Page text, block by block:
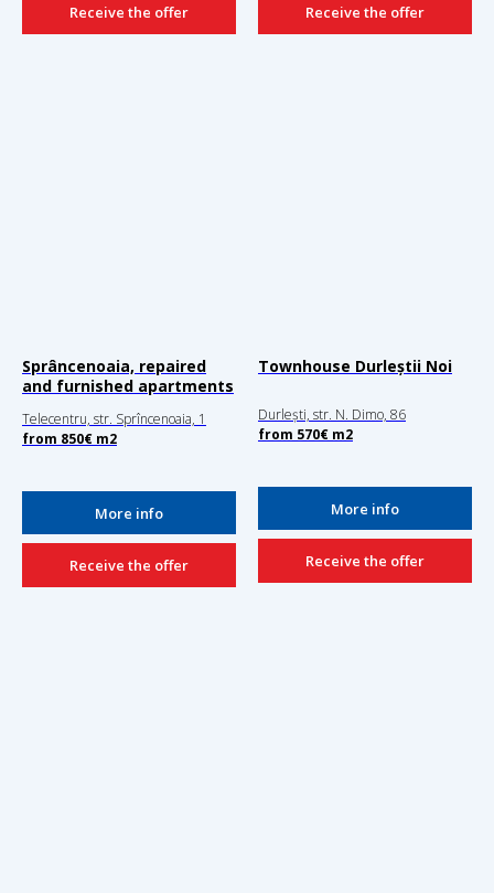
Receive the offer Receive the offer
Sprâncenoaia, repaired
and furnished apartments
Telecentru, str. Sprîncenoaia, 1
from 850€ m2
More info
Receive the offer
Townhouse Durleștii Noi
Durlești, str. N. Dimo, 86
from 570€ m2
More info
Receive the offer